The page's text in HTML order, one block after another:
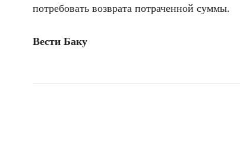
потребовать возврата потраченной суммы.
Вести Баку